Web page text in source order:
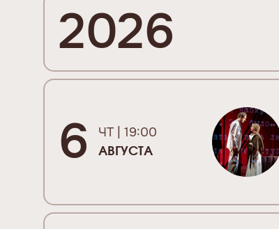
2026
6 ЧТ | 19:00
АВГУСТА